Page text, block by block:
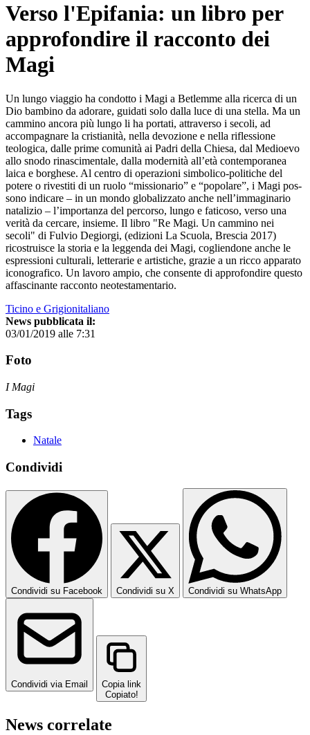
Verso l'Epifania: un libro per
approfondire il racconto dei
Magi
Un lungo viaggio ha condotto i Magi a Betlemme alla ricer­ca di un
Dio bambino da adorare, guidati solo dalla luce di una stella. Ma un
cammino ancora più lungo li ha portati, attraverso i secoli, ad
accompagnare la cristianità, nella de­vozione e nella riflessione
teologica, dalle prime comunità ai Padri della Chiesa, dal Medioevo
allo snodo rinascimen­tale, dalla modernità all’età contemporanea
laica e borghe­se. Al centro di operazioni simbolico-politiche del
potere o rivestiti di un ruolo “missionario” e “popolare”, i Magi pos­
sono indicare – in un mondo globalizzato anche nell’im­maginario
natalizio – l’importanza del percorso, lungo e faticoso, verso una
verità da cercare, insieme. Il libro "Re Magi. Un cammino nei
secoli" di Fulvio Degiorgi, (edizioni La Scuola, Brescia 2017)
ricostruisce la storia e la leggenda dei Magi, cogliendone anche le
espressioni culturali, letterarie e artistiche, grazie a un ricco apparato
iconografico. Un lavoro ampio, che consente di approfondire questo
affascinante racconto neotestamentario.
Ticino e Grigionitaliano
News pubblicata il:
03/01/2019 alle 7:31
Foto
I Magi
Tags
Natale
Condividi
Condividi su Facebook Condividi su X Condividi su WhatsApp
Condividi via Email
Copia link
Copiato!
News correlate